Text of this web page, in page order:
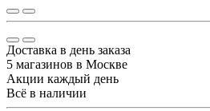
Доставка в день заказа
5 магазинов в Москве
Акции каждый день
Всё в наличии